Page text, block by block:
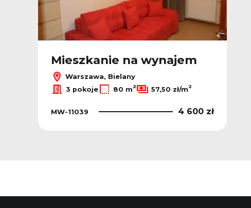
Mieszkanie na wynajem
Warszawa, Bielany
3 pokoje 80 m2 57,50 zł/m2
MW-11039 4 600 zł